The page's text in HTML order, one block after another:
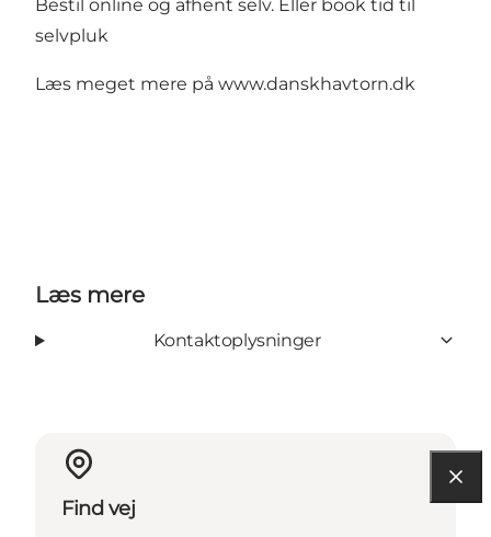
Bestil online og afhent selv. Eller book tid til
selvpluk
Læs meget mere på www.danskhavtorn.dk
Læs mere
Kontaktoplysninger
Find vej